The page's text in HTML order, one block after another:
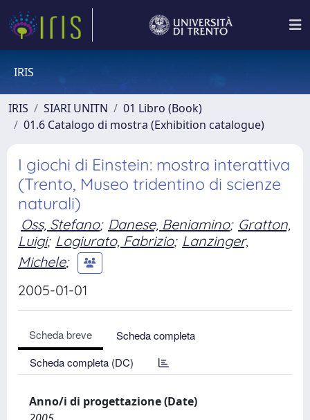
IRIS
IRIS SIARI UNITN
01 Libro (Book)
01.6 Catalogo di mostra (Exhibition catalogue)
I giochi di Einstein: mostra interattiva
(Trento, Museo tridentino di scienze
naturali)
Oss, Stefano; Danese, Beniamino; Gratton,
Luigi; Logiurato, Fabrizio; Lanzinger,
Michele;
2005-01-01
Scheda breve
Scheda completa
Scheda completa (DC)
Anno/i di progettazione (Date)